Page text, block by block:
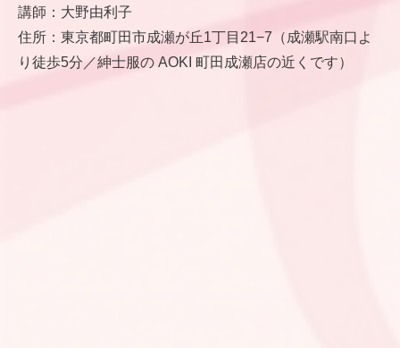
講師：大野由利子
住所：東京都町田市成瀬が丘1丁目21−7（成瀬駅南口よ
り徒歩5分／紳士服の AOKI 町田成瀬店の近くです）